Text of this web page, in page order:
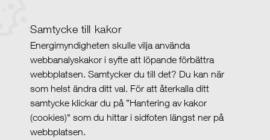
Samtycke till kakor
Energimyndigheten skulle vilja använda
webbanalyskakor i syfte att löpande förbättra
webbplatsen. Samtycker du till det? Du kan när
som helst ändra ditt val. För att återkalla ditt
samtycke klickar du på ”Hantering av kakor
(cookies)" som du hittar i sidfoten längst ner på
webbplatsen.